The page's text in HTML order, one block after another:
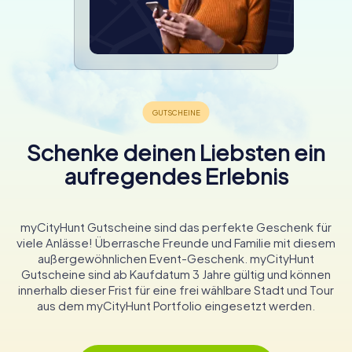
Schenke deinen Liebsten ein
aufregendes Erlebnis
myCityHunt Gutscheine sind das perfekte Geschenk für
viele Anlässe! Überrasche Freunde und Familie mit diesem
außergewöhnlichen Event-Geschenk. myCityHunt
Gutscheine sind ab Kaufdatum 3 Jahre gültig und können
innerhalb dieser Frist für eine frei wählbare Stadt und Tour
aus dem myCityHunt Portfolio eingesetzt werden.